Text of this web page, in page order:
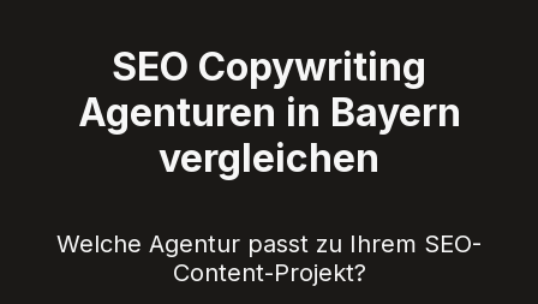
SEO Copywriting
Agenturen in Bayern
vergleichen
Welche Agentur passt zu Ihrem SEO-
Content-Projekt?